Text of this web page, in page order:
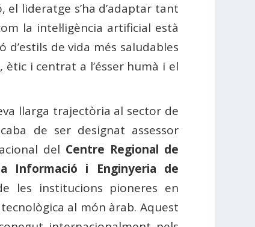
el lideratge s’ha d’adaptar tant
la intel·ligència artificial està
de vida més saludables
i centrat a l’ésser humà i el
llarga trajectòria al sector de
de ser designat assessor
del Centre Regional de
Informació i Enginyeria de
les institucions pioneres en
al món àrab. Aquest